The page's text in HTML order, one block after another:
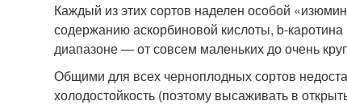
Каждый из этих сортов наделен особой
содержанию аскорбиновой кислоты, b-
диапазоне — от совсем маленьких до очень
Общими для всех черноплодных сортов
холодостойкость (поэтому высаживать в